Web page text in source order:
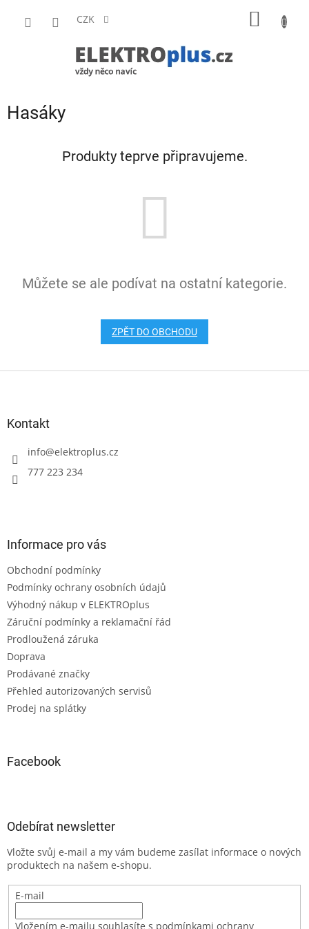
CZK
Hasáky
Produkty teprve připravujeme.
Můžete se ale podívat na ostatní kategorie.
ZPĚT DO OBCHODU
Kontakt
info@elektroplus.cz
777 223 234
Informace pro vás
Obchodní podmínky
Podmínky ochrany osobních údajů
Výhodný nákup v ELEKTROplus
Záruční podmínky a reklamační řád
Prodloužená záruka
Doprava
Prodávané značky
Přehled autorizovaných servisů
Prodej na splátky
Facebook
Odebírat newsletter
Vložte svůj e-mail a my vám budeme zasílat informace o nových
produktech na našem e-shopu.
E-mail
Vložením e-mailu souhlasíte s podmínkami ochrany